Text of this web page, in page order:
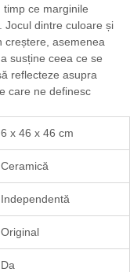
ce marginile
Jocul dintre culoare și
creștere, asemenea
susține ceea ce se
reflecteze asupra
care ne definesc
6 x 46 x 46 cm
Ceramică
Independentă
Original
Da